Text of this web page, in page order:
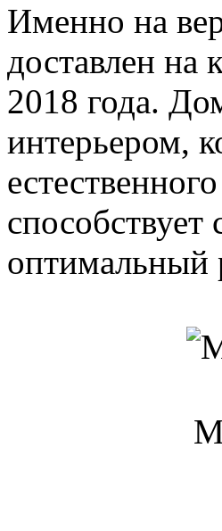
Именно на
доставлен на
2018 года.
интерьером,
оптимальный